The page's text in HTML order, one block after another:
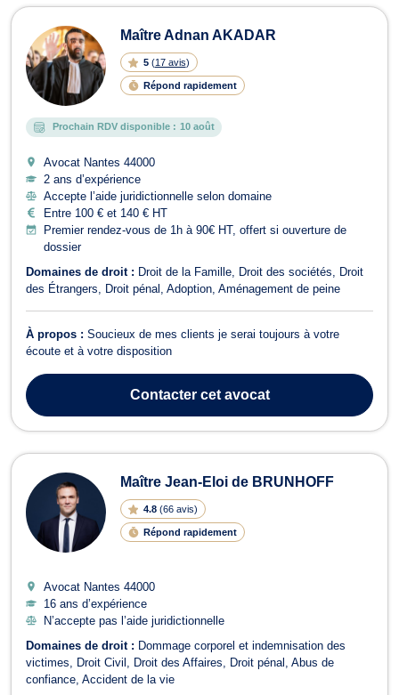
Maître Adnan AKADAR
5 (17 avis)
Répond rapidement
Prochain RDV disponible : 10 août
Avocat Nantes 44000
2 ans d’expérience
Accepte l’aide juridictionnelle selon domaine
Entre 100 € et 140 € HT
Premier rendez-vous de 1h à 90€ HT, offert si ouverture de
dossier
Domaines de droit : Droit de la Famille Droit des sociétés
Droit
des Étrangers
Droit pénal Adoption Aménagement de peine
À propos : Soucieux de mes clients je serai toujours à votre
écoute et à votre disposition
Contactercet avocat
Maître Jean-Eloi de BRUNHOFF
4.8 (66 avis)
Répond rapidement
Avocat Nantes 44000
16 ans d’expérience
N’accepte pas l’aide juridictionnelle
Domaines de droit : Dommage corporel et indemnisation des
victimes
Droit Civil Droit des Affaires Droit pénal
Abus de
confiance Accident de la vie